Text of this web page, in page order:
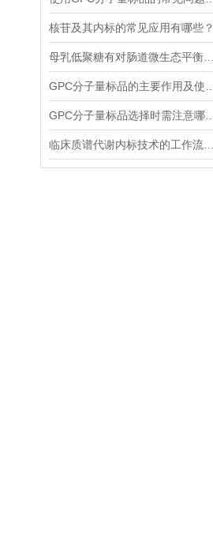
核苷及其内标的常见应用有哪些？